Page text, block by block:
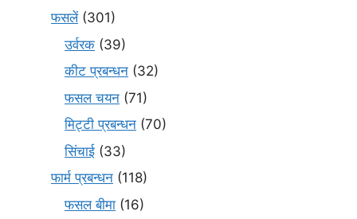
फसलें(301)
उर्वरक (39)
कीट प्रबन्धन (32)
फसल चयन (71)
मि‌ट्टी प्रबन्धन (70)
सिंचाई (33)
फार्म प्रबन्धन (118)
फसल बीमा (16)